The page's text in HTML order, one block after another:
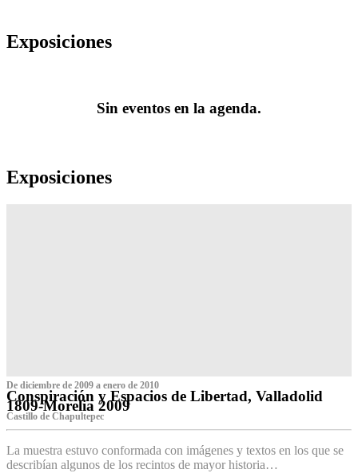
Exposiciones
Sin eventos en la agenda.
Exposiciones
De diciembre de 2009 a enero de 2010
Conspiración y Espacios de Libertad, Valladolid
1809-Morelia 2009
Castillo de Chapultepec
La muestra estuvo conformada con imágenes y textos en los que se
describían algunos de los recintos de mayor historia…